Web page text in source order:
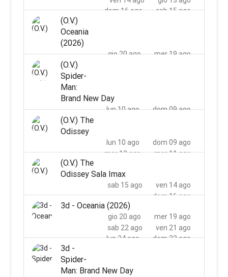
sab 15 ago
dom 16 ago
(O.V.)
Oceania
(2026)
mer 19 ago
gio 20 ago
(O.V.)
Spider-
Man:
Brand New Day
dom 09 ago
lun 10 ago
(O.V.) The
Odissey
dom 09 ago
lun 10 ago
mar 11 ago
mer 12 ago
(O.V.) The
Odissey Sala Imax
ven 14 ago
sab 15 ago
dom 16 ago
3d - Oceania (2026)
mer 19 ago
gio 20 ago
ven 21 ago
sab 22 ago
dom 23 ago
lun 24 ago
3d -
Spider-
Man: Brand New Day